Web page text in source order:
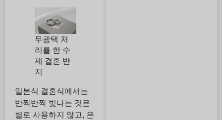
무광택 처
리를 한 수
제 결혼 반
지
일본식 결혼식에서는
반짝반짝 빛나는 것은
별로 사용하지 않고, 은